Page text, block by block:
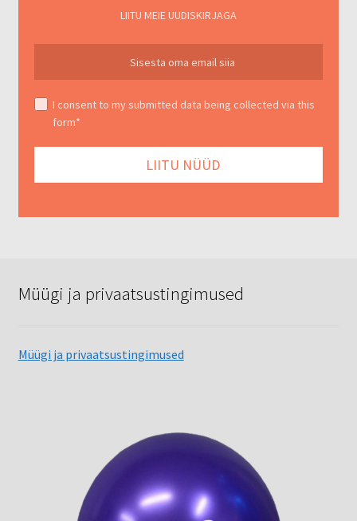
LIITU MEIE UUDISKIRJAGA
I consent to my submitted data being collected via this
form*
Müügi ja privaatsustingimused
Müügi ja privaatsustingimused